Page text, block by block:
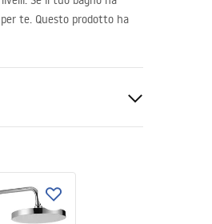
te. Questo prodotto ha